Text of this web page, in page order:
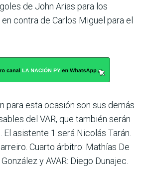
de John Arias para los
contra de Carlos Miguel para el
para esta ocasión son sus demás
del VAR, que también serán
asistente 1 será Nicolás Tarán.
Cuarto árbitro: Mathías De
y AVAR: Diego Dunajec.